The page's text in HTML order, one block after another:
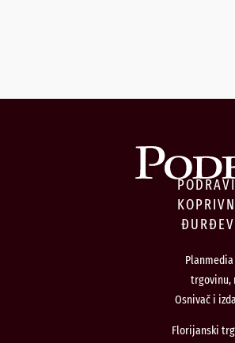
trgovinu,
Osnivač i
Florijanski trg